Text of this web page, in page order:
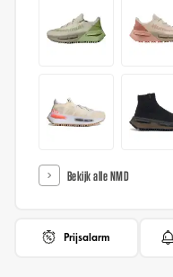
Bekijk alle NMD
Prijsalarm